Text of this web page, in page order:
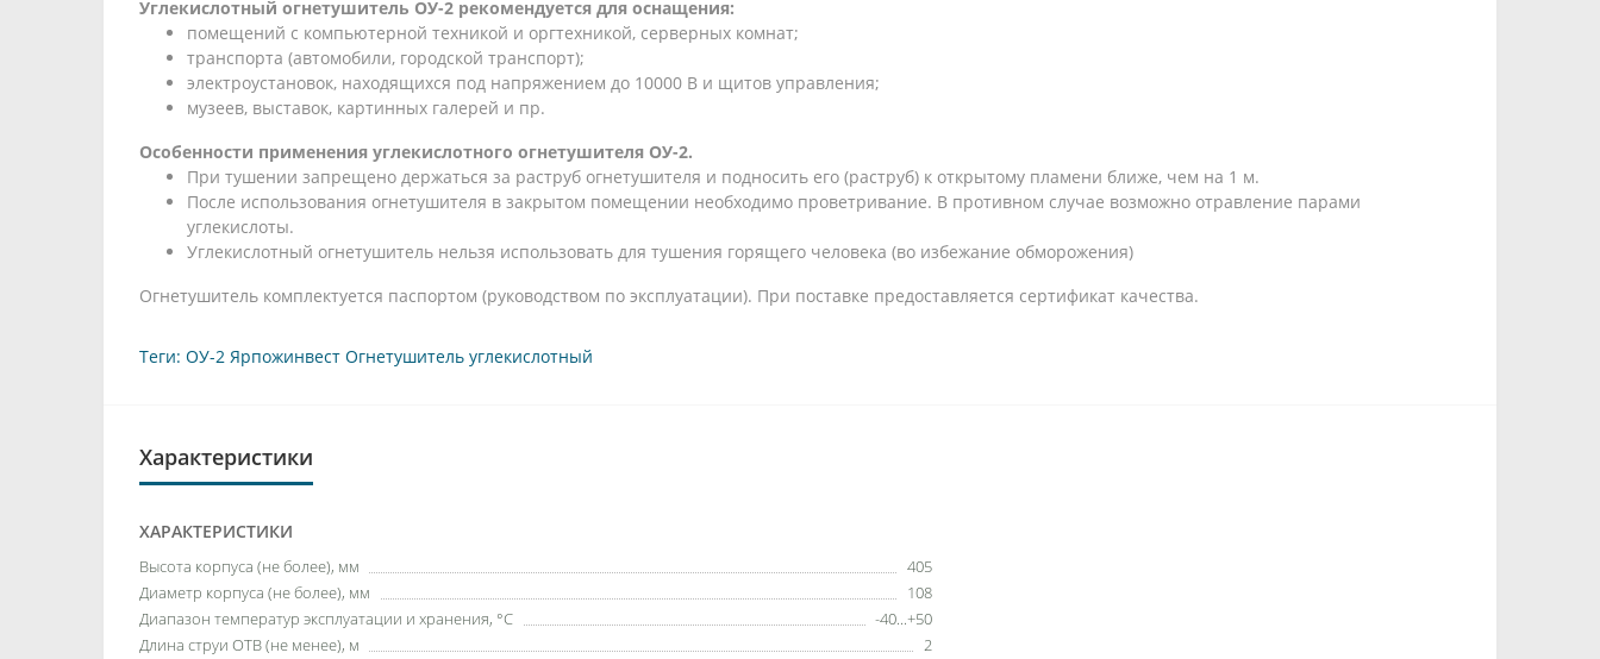
Углекислотный огнетушитель ОУ-2 рекомендуется для оснащения:
помещений с компьютерной техникой и оргтехникой, серверных комнат;
транспорта (автомобили, городской транспорт);
электроустановок, находящихся под напряжением до 10000 В и щитов управления;
музеев, выставок, картинных галерей и пр.
Особенности применения углекислотного огнетушителя ОУ-2.
При тушении запрещено держаться за раструб огнетушителя и подносить его (раструб) к открытому пламени ближе, чем на 1 м.
После использования огнетушителя в закрытом помещении необходимо проветривание. В противном случае возможно отравление парами
углекислоты.
Углекислотный огнетушитель нельзя использовать для тушения горящего человека (во избежание обморожения)
Огнетушитель комплектуется паспортом (руководством по эксплуатации). При поставке предоставляется сертификат качества.
Теги: ОУ-2 Ярпожинвест Огнетушитель углекислотный
Характеристики
ХАРАКТЕРИСТИКИ
Высота корпуса (не более), мм
405
Диаметр корпуса (не более), мм
108
Диапазон температур эксплуатации и хранения, °С
-40...+50
Длина струи ОТВ (не менее), м
2